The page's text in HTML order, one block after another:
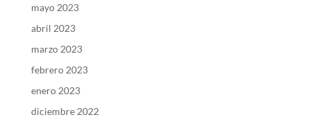
mayo 2023
abril 2023
marzo 2023
febrero 2023
enero 2023
diciembre 2022